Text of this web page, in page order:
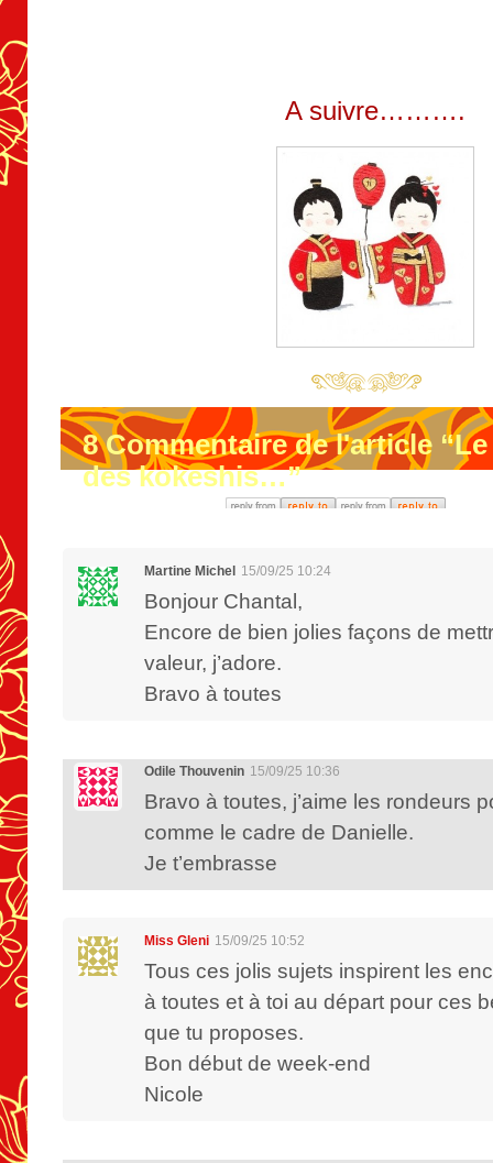
A suivre……….
8Commentaire de l'article
des kokeshis…”
Martine Michel 15/09/25 10:24
Bonjour Chantal,
Encore de bien jolies façons de
valeur, j’adore.
Bravo à toutes
Odile Thouvenin 15/09/25 10:36
Bravo à toutes, j’aime les rondeurs
comme le cadre de Danielle.
Je t’embrasse
Miss Gleni 15/09/25 10:52
Tous ces jolis sujets inspirent les
à toutes et à toi au départ pour ces
que tu proposes.
Bon début de week-end
Nicole